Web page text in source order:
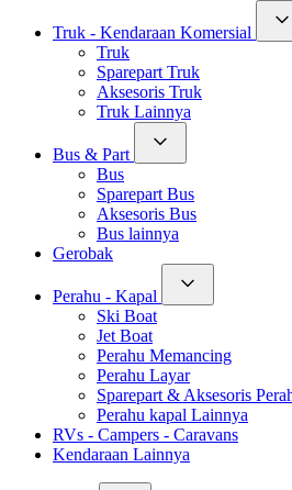
Truk - Kendaraan Komersial
Truk
Sparepart Truk
Aksesoris Truk
Truk Lainnya
Bus & Part
Bus
Sparepart Bus
Aksesoris Bus
Bus lainnya
Gerobak
Perahu - Kapal
Ski Boat
Jet Boat
Perahu Memancing
Perahu Layar
Sparepart & Aksesoris
Perahu kapal Lainnya
RVs - Campers - Caravans
Kendaraan Lainnya